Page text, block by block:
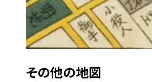
その他の地図